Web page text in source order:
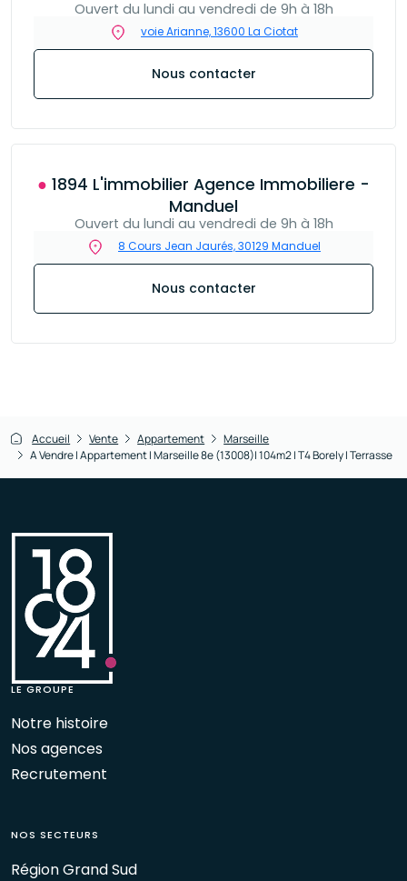
Ouvert du lundi au vendredi de 9h à 18h
voie Arianne, 13600 La Ciotat
Nous contacter
● 1894 L'immobilier Agence Immobiliere -
Manduel
Ouvert du lundi au vendredi de 9h à 18h
8 Cours Jean Jaurés, 30129 Manduel
Nous contacter
Accueil Vente Appartement
Marseille
A Vendre I Appartement I Marseille 8e (13008)| 104m2 | T4 Borely I Terrasse
LE GROUPE
Notre histoire
Nos agences
Recrutement
NOS SECTEURS
Région Grand Sud